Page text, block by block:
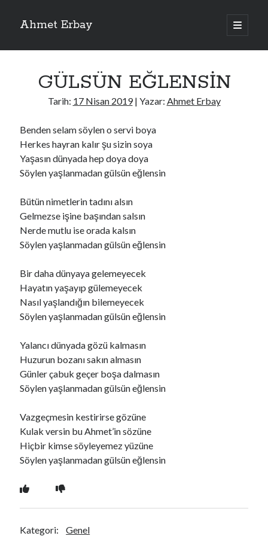
Ahmet Erbay
ana
menüyü
Yan
Menü
ELİF BENİ BIRAKMA
ÖLÜM GELSİN
DOĞRU YOLDAN ÇIKAMAM
Son Yorumlar
BAĞIŞLA ADINIiçindario72
BAĞIŞLA ADINIiçinold_betty6573
BAĞIŞLA ADINIiçinfoodie22
BAĞIŞLA ADINIiçinZoe72
Ara
GÜLSÜN EĞLENSİN
Tarih: 17 Nisan 2019| Yazar: Ahmet Erbay
Benden selam söylen o servi boya
Herkes hayran kalır şu sizin soya
Yaşasın dünyada hep doya doya
Söylen yaşlanmadan gülsün eğlensin
Bütün nimetlerin tadını alsın
Gelmezse işine başından salsın
Nerde mutlu ise orada kalsın
Söylen yaşlanmadan gülsün eğlensin
Bir daha dünyaya gelemeyecek
Hayatın yaşayıp gülemeyecek
Nasıl yaşlandığın bilemeyecek
Söylen yaşlanmadan gülsün eğlensin
Yalancı dünyada gözü kalmasın
Huzurun bozanı sakın almasın
Günler çabuk geçer boşa dalmasın
Söylen yaşlanmadan gülsün eğlensin
Vazgeçmesin kestirirse gözüne
Kulak versin bu Ahmet’in sözüne
Hiçbir kimse söyleyemez yüzüne
Söylen yaşlanmadan gülsün eğlensin
Kategori: Genel